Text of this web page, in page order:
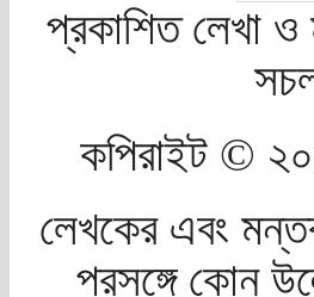
প্রকাশিত লেখা ও
কপিরাইট ©
লেখকের এবং
প্রসঙ্গে কোন